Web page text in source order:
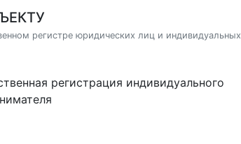
регистре юридических лиц и индивидуальных
регистрация индивидуального